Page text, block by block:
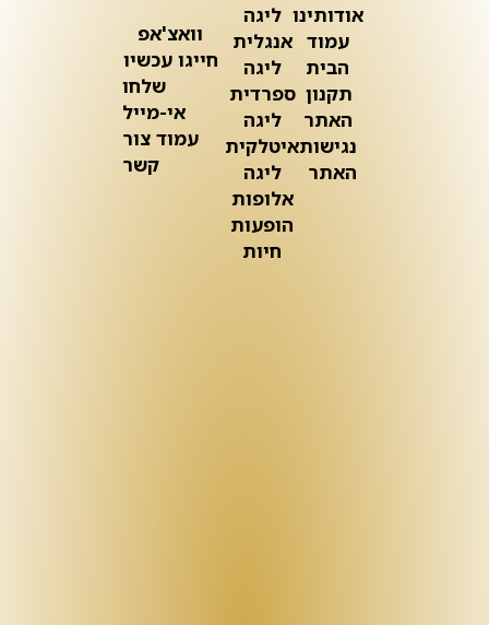
אודותינו
עמוד
הבית
תקנון
האתר
נגישות
האתר
ליגה
אנגלית
ליגה
ספרדית
ליגה
איטלקית
ליגה
אלופות
הופעות
חיות
וואצ'אפ
חייגו עכשיו
שלחו
אי-מייל
עמוד צור
קשר